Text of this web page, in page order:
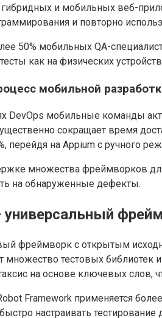
гибридных и мобильных веб-
и повторно
50% мобильных QA-
как на физических
мобильной
DevOps мобильные команды
сокращает время
перейдя на Appium с ручного
множества фреймворков
на обнаруженные дефекты.
универсальный
фреймворк с открытым
тестовых библиотек
на основе ключевых слов,
Framework применяется
настраивать